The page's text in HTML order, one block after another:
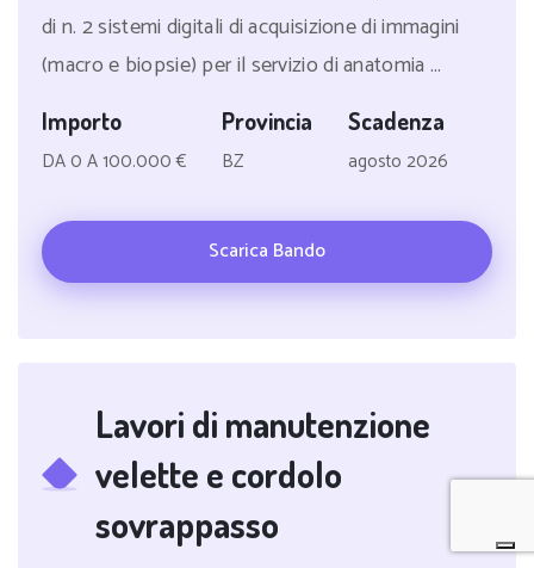
di n. 2 sistemi digitali di acquisizione di immagini
(macro e biopsie) per il servizio di anatomia ...
Importo
DA 0 A 100.000 €
Provincia
BZ
Scadenza
agosto 2026
Scarica Bando
Lavori di manutenzione
velette e cordolo
sovrappasso